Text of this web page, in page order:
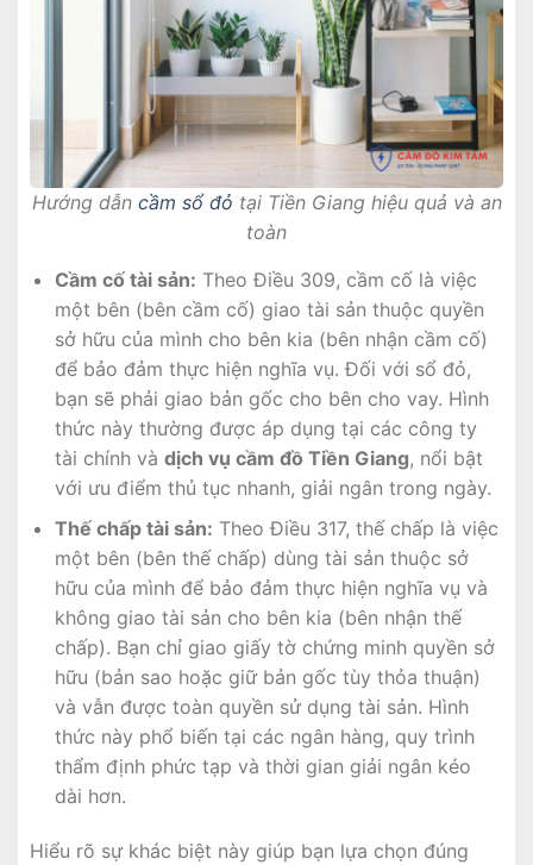
Hướng dẫn cầm sổ đỏ tại Tiền Giang hiệu quả và an
toàn
Cầm cố tài sản: Theo Điều 309, cầm cố là việc
một bên (bên cầm cố) giao tài sản thuộc quyền
sở hữu của mình cho bên kia (bên nhận cầm cố)
để bảo đảm thực hiện nghĩa vụ. Đối với sổ đỏ,
bạn sẽ phải giao bản gốc cho bên cho vay. Hình
thức này thường được áp dụng tại các công ty
tài chính và dịch vụ cầm đồ Tiền Giang, nổi bật
với ưu điểm thủ tục nhanh, giải ngân trong ngày.
Thế chấp tài sản: Theo Điều 317, thế chấp là việc
một bên (bên thế chấp) dùng tài sản thuộc sở
hữu của mình để bảo đảm thực hiện nghĩa vụ và
không giao tài sản cho bên kia (bên nhận thế
chấp). Bạn chỉ giao giấy tờ chứng minh quyền sở
hữu (bản sao hoặc giữ bản gốc tùy thỏa thuận)
và vẫn được toàn quyền sử dụng tài sản. Hình
thức này phổ biến tại các ngân hàng, quy trình
thẩm định phức tạp và thời gian giải ngân kéo
dài hơn.
Hiểu rõ sự khác biệt này giúp bạn lựa chọn đúng